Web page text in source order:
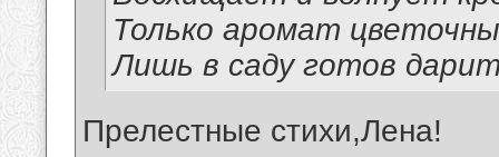
Только аромат
Лишь в саду готов
Прелестные стихи,Лена!